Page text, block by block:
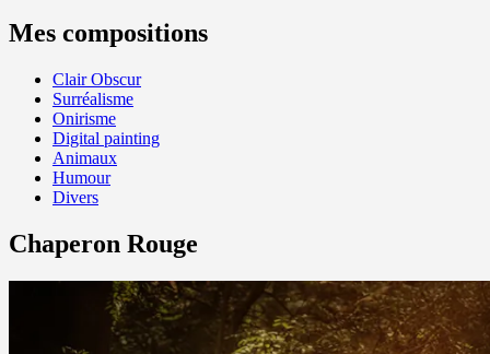
Mes compositions
Clair Obscur
Surréalisme
Onirisme
Digital painting
Animaux
Humour
Divers
Chaperon Rouge